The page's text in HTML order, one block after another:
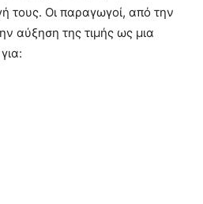
τους. Οι παραγωγοί, από την
αύξηση της τιμής ως μια